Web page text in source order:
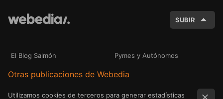
SUBIR
El Blog Salmón Pymes y Autónomos
Otras publicaciones de Webedia
Utilizamos cookies de terceros para generar estadísticas